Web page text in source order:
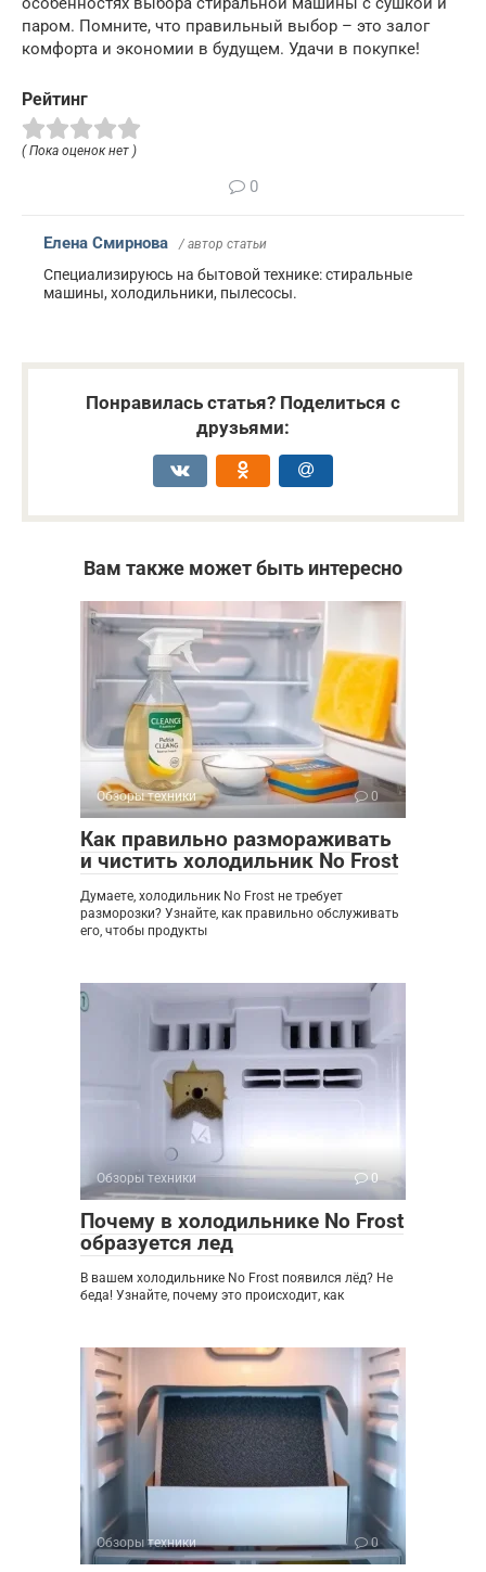
паром. Помните, что правильный выбор – это залог
комфорта и экономии в будущем. Удачи в покупке!
Рейтинг
( Пока оценок нет )
0
Елена Смирнова / автор статьи
Специализируюсь на бытовой технике: стиральные
машины, холодильники, пылесосы.
Понравилась статья? Поделиться с
друзьями:
Вам также может быть интересно
Обзоры техники 0
Как правильно размораживать
и чистить холодильник No Frost
Думаете, холодильник No Frost не требует
разморозки? Узнайте, как правильно обслуживать
его, чтобы продукты
Обзоры техники 0
Почему в холодильнике No Frost
образуется лед
В вашем холодильнике No Frost появился лёд? Не
беда! Узнайте, почему это происходит, как
Обзоры техники 0